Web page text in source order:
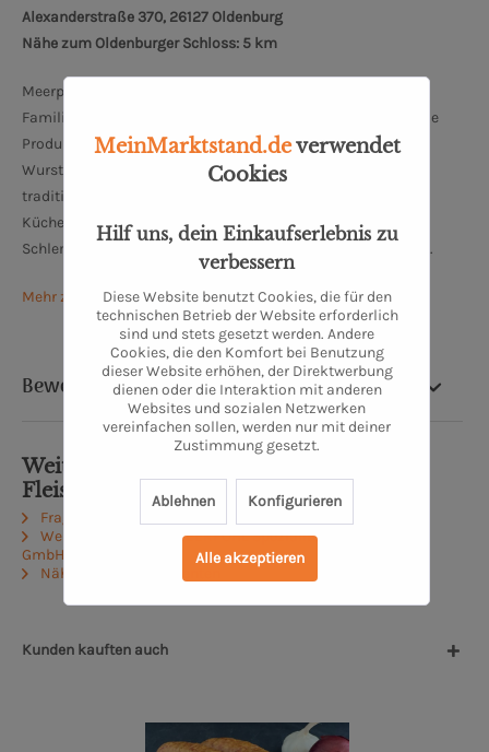
Alexanderstraße 370, 26127 Oldenburg
Nähe zum Oldenburger Schloss: 5 km
Meerpohl schreibt bereits seit mehr als 100 Jahren
Familiengeschichte und ist eine feste Größe in Oldenburg. Die
Produktpalette bei Meerpohl reicht von Fleisch- und
Wurstspezialitäten über hausgemachte Convienence bis zu
traditionell nach altem Rezept hergestellten
Küchenerzeugnissen. Traditionelle und moderne
Schlemmerküchenqualität findet man hier zu fairen Preisen.
Mehr zu Meerpohl Spezialitäten-Fleischerei
Bewertung
Weiterführende Links zu "Oldenburger
Fleischpinkel 3x180g"
Fragen zum Artikel?
Weitere Artikel von MEERPOHL Spezialitäten-Fleischerei
GmbH
Näheres zum Produzenten
Kunden kauften auch
MeinMarktstand.deverwendet
Cookies
Hilf uns, dein Einkaufserlebnis zu
verbessern
Diese Website benutzt Cookies, die für den
technischen Betrieb der Website erforderlich
sind und stets gesetzt werden. Andere
Cookies, die den Komfort bei Benutzung
dieser Website erhöhen, der Direktwerbung
dienen oder die Interaktion mit anderen
Websites und sozialen Netzwerken
vereinfachen sollen, werden nur mit deiner
Zustimmung gesetzt.
Ablehnen Konfigurieren
Alle akzeptieren